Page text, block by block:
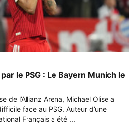
le PSG : Le Bayern Munich le
de l’Allianz Arena, Michael Olise a
face au PSG. Auteur d’une
Français a été ...